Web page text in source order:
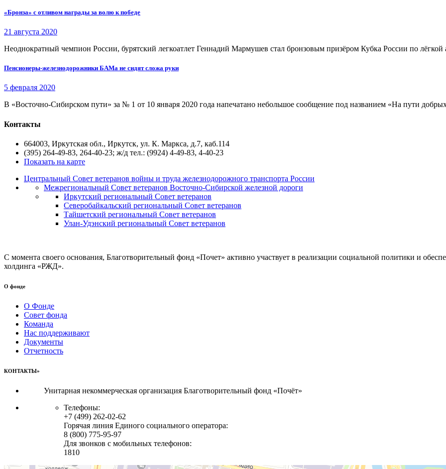
«Бронза» с отливом награды за волю к победе
21 августа 2020
Неоднократный чемпион России, бурятский легкоатлет Геннадий Мармушев стал бронзовым призёром Кубка России по лёгкой
Пенсионеры-железнодорожники БАМа не сидят сложа руки
5 февраля 2020
В «Восточно-Сибирском пути» за № 1 от 10 января 2020 года напечатано небольшое сообщение под названием «На пути
Контакты
664003, Иркутская обл., Иркутск, ул. К. Маркса, д.7, каб.114
(395) 264-49-83, 264-40-23; ж/д тел.: (9924) 4-49-83, 4-40-23
Показать на карте
Центральный Совет ветеранов войны и труда железнодорожного транспорта России
Межрегиональный Совет ветеранов Восточно-Сибирской железной дороги
Иркутский региональный Совет ветеранов
Северобайкальский региональный Совет ветеранов
Тайшетский региональный Совет ветеранов
Улан-Удэнский региональный Совет ветеранов
С момента своего основания, Благотворительный фонд «Почет» активно участвует в реализации социальной политики и
холдинга «РЖД».
О фонде
О Фонде
Совет фонда
Команда
Нас поддерживают
Документы
Отчетность
КОНТАКТЫ»
Унитарная некоммерческая организация Благотворительный фонд «Почёт»
Телефоны:
+7 (499) 262-02-62
Горячая линия Единого социального оператора:
8 (800) 775-95-97
Для звонков с мобильных телефонов:
1810